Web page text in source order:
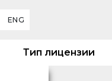
ENG
Тип лицензии